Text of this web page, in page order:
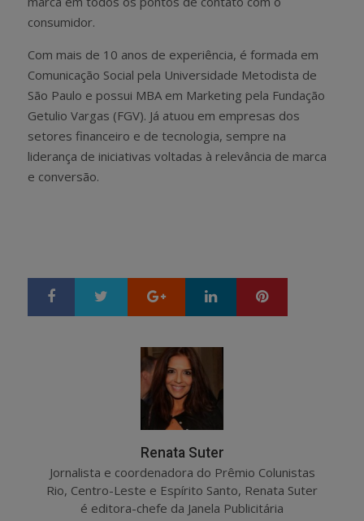
consumidor.
Com mais de 10 anos de experiência, é formada em
Comunicação Social pela Universidade Metodista de
São Paulo e possui MBA em Marketing pela Fundação
Getulio Vargas (FGV). Já atuou em empresas dos
setores financeiro e de tecnologia, sempre na
liderança de iniciativas voltadas à relevância de marca
e conversão.
Google+ LinkedIn
Renata Suter
Jornalista e coordenadora do Prêmio Colunistas
Rio, Centro-Leste e Espírito Santo, Renata Suter
é editora-chefe da Janela Publicitária